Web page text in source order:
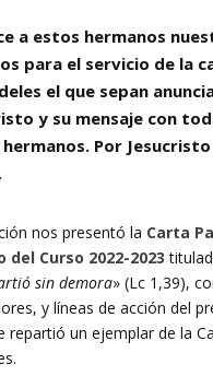
a estos hermanos
para el servicio de la
el que sepan
y su mensaje con
hermanos. Por
nos presentó la Carta
del Curso 2022-2023
sin demora» (Lc 1,39),
y líneas de acción del
repartió un ejemplar de la